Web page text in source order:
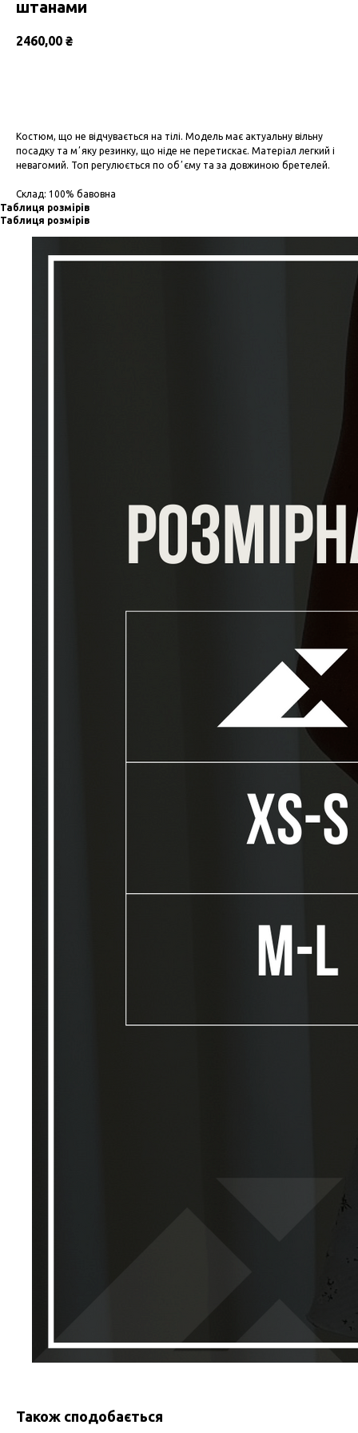
штанами
2460,00 ₴
Костюм, що не відчувається на тілі. Модель має актуальну вільну
посадку та мʼяку резинку, що ніде не перетискає. Матеріал легкий і
невагомий. Топ регулюється по обʼєму та за довжиною бретелей.
Склад: 100% бавовна
Таблиця розмірів
Таблиця розмірів
Також сподобається